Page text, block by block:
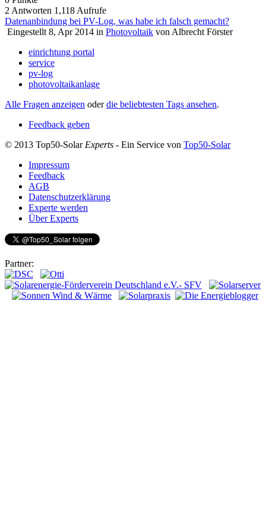
2 Antworten 1,118 Aufrufe
Datenanbindung bei PV-Log, was habe ich falsch gemacht?
Eingestellt 8, Apr 2014 in Photovoltaik von Albrecht Förster
einrichtung portal
service
pv-log
photovoltaikanlage
Alle Fragen anzeigen oderdie beliebtesten Tags ansehen.
Feedback geben
© 2013 Top50-Solar Experts - Ein Service von Top50-Solar
Impressum
Feedback
AGB
Datenschutzerklärung
Experte werden
Über Experts
Partner: